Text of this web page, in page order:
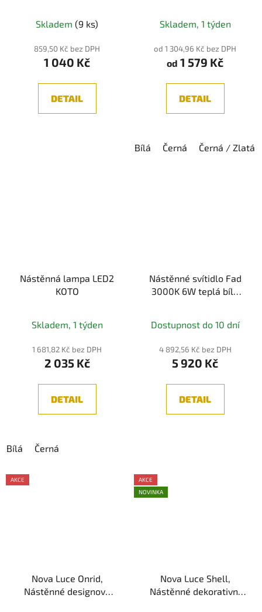
hodnocení
produktu
je
z
Skladem (9 ks)
859,50 Kč bez DPH
1 040 Kč
DETAIL
hodnocení
produktu
je
z
Skladem, 1 týden
od 1 304,96 Kč bez DPH
od 1 579 Kč
DETAIL
Bílá Černá Černá / Zlatá
Nástěnná lampa LED2
KOTO
Skladem, 1 týden
1 681,82 Kč bez DPH
2 035 Kč
DETAIL
Bílá Černá
Nástěnné svítidlo Fad
3000K 6W teplá bílá
Dostupnost do 10 dní
4 892,56 Kč bez DPH
5 920 Kč
DETAIL
AKCE
Nova Luce Onrid,
Nástěnné designové
AKCE
NOVINKA
Nova Luce Shell,
Nástěnné dekorativní